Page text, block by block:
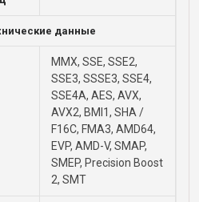
данные
MMX, SSE, SSE2,
SSE3, SSSE3, SSE4,
SSE4A, AES, AVX,
AVX2, BMI1, SHA /
F16C, FMA3, AMD64,
EVP, AMD-V, SMAP,
SMEP, Precision Boost
2, SMT